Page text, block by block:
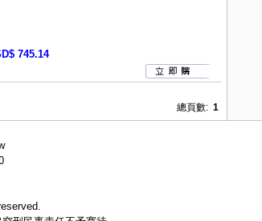
745.14
總頁數: 1